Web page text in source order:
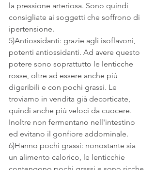
la pressione arteriosa. Sono quindi
consigliate ai soggetti che soffrono di
ipertensione.
5)Antiossidanti: grazie agli isoflavoni,
potenti antiossidanti. Ad avere questo
potere sono soprattutto le lenticche
rosse, oltre ad essere anche più
digeribili e con pochi grassi. Le
troviamo in vendita già decorticate,
quindi anche più veloci da cuocere.
Inoltre non fermentano nell'intestino
ed evitano il gonfiore addominale.
6)Hanno pochi grassi: nonostante sia
un alimento calorico, le lenticchie